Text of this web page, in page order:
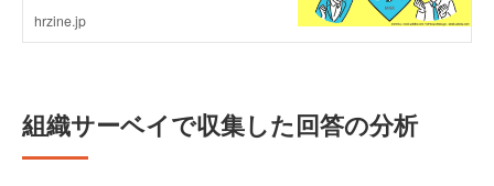
組織サーベイで収集した回答の分析